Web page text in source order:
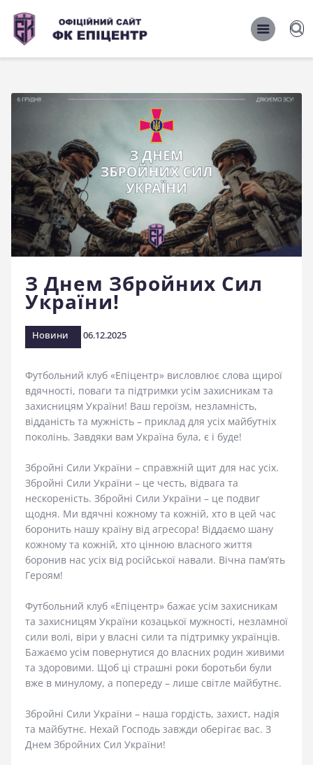
ОФІЦІЙНИЙ САЙТ ФК ЕПІЦЕНТР
ОФІЦІЙНИЙ САЙТ ФК ЕПІЦЕНТР
Головна
Команда
Матчі 2026/2027
Фото
Історія
Клуб
Фан-шоп
Правила поведінки на
стадіоні
З Днем Збройних Сил
України!
Новини 06.12.2025
Футбольний клуб «Епіцентр» висловлює слова щирої
вдячності, поваги та підтримки усім захисникам та
захисницям України! Ваш героїзм, незламність,
відданість та мужність – приклад для усіх майбутніх
поколінь. Завдяки вам Україна була, є і буде!
Збройні Сили України – справжній щит для нас усіх.
Збройні Сили України – це честь, відвага та
нескореність. Збройні Сили України – це подвиг
щодня. Ми вдячні кожному та кожній, хто в цей час
боронить нашу країну від агресора! Віддаємо шану
кожному та кожній, хто цінною власного життя
боронив нас усіх від російської навали. Вічна пам’ять
Героям!
Футбольний клуб «Епіцентр» бажає усім захисникам
та захисницям України козацької мужності, незламної
сили волі, віри у власні сили та підтримку українців.
Бажаємо усім повернутися до власних родин живими
та здоровими. Щоб ці страшні роки боротьби були
вже в минулому, а попереду – лише світле майбутнє.
Збройні Сили України – наша гордість, захист, надія
та майбутнє. Нехай Господь завжди оберігає вас. З
Днем Збройних Сил України!